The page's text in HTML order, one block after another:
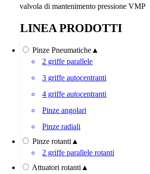
valvola di mantenimento pressione VMP
LINEA PRODOTTI
Pinze Pneumatiche ▲
2 griffe parallele
3 griffe autocentranti
4 griffe autocentranti
Pinze angolari
Pinze radiali
Pinze rotanti ▲
2 griffe parallele rotanti
Attuatori rotanti ▲